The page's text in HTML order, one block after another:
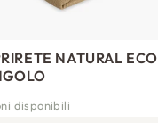
NATURAL ECO
disponibili